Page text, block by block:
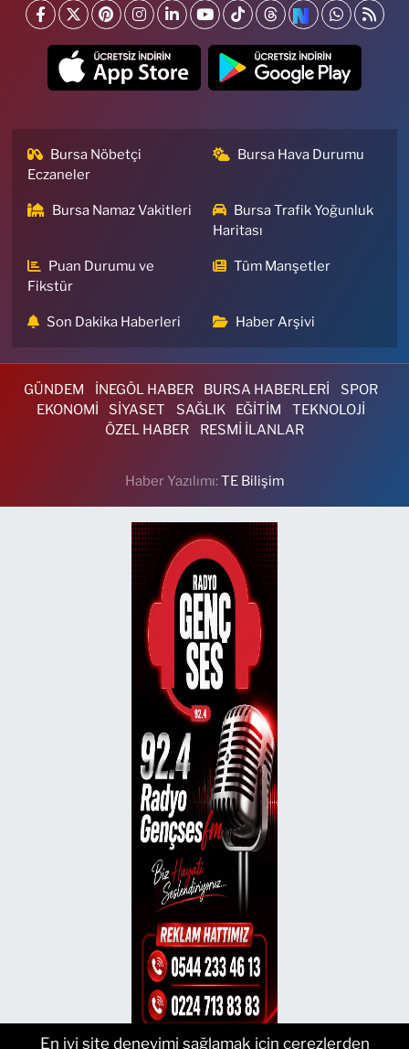
Bursa Nöbetçi
Eczaneler
Bursa Hava Durumu
Bursa Namaz Vakitleri
Bursa Trafik Yoğunluk
Haritası
Puan Durumu ve
Fikstür
Tüm Manşetler
Son Dakika Haberleri Haber Arşivi
GÜNDEM İNEGÖL HABER BURSA HABERLERİ
SPOR
EKONOMİ
SİYASET SAĞLIK EĞİTİM
TEKNOLOJİ
ÖZEL HABER
RESMİ İLANLAR
Haber Yazılımı:TE Bilişim
En iyi site deneyimi sağlamak için çerezlerden